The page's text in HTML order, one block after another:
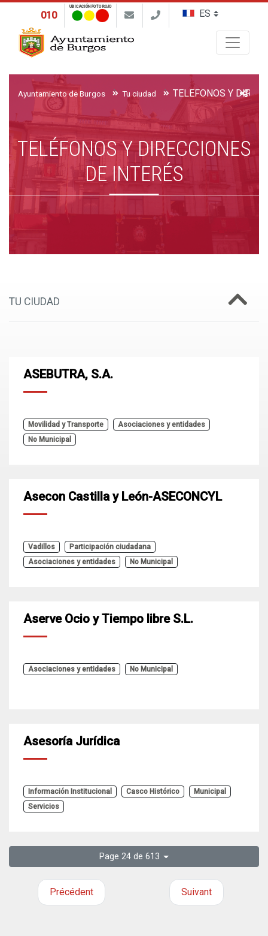
010
UBICACIÓN FOTO ROJO
Ayuntamiento de Burgos Tu ciudad
TELÉFONOS Y DIRECCIONES
DE INTERÉS
TU CIUDAD
ASEBUTRA, S.A.
Movilidad y Transporte
Asociaciones y entidades
No Municipal
Asecon Castilla y León-ASECONCYL
Vadillos
Participación ciudadana
Asociaciones y entidades
No Municipal
Aserve Ocio y Tiempo libre S.L.
Asociaciones y entidades No Municipal
Asesoría Jurídica
Información Institucional Casco Histórico
Municipal
Servicios
Page 24 de 613
Précédent Suivant